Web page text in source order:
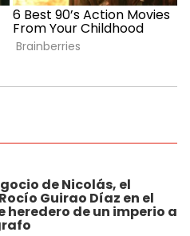
de Nicolás, el
Guirao Díaz en el
heredero de un imperio a